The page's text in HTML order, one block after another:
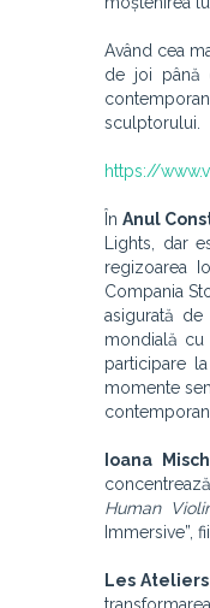
Având cea
de joi până
sculptorului.
https://
ÎnAnul
Lights, dar
regizoarea
Compania
asigurată de
mondială cu
participare
momente
Ioana
Human
Immersive”,
Les